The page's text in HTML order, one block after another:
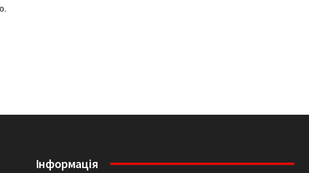
Інформація